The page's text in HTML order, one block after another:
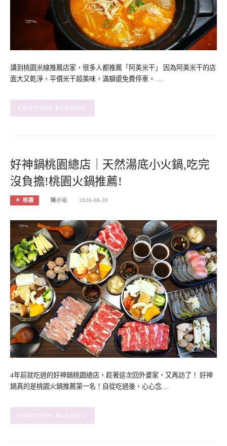
講到桃園米線推薦店家，很多人都推薦「阿美米干」 因為阿美米干的店
面大又乾淨，平價米干超美味，滿額還免費停車。 …
CONTINUE READING
好神鍋桃園總店｜天然湯底小火鍋,吃完
沒負擔!桃園火鍋推薦!
＊ 桃園 陳小沁 2020-08-20
4年前就吃過的好神鍋桃園總店，趁著這次回外婆家，又再訪了！ 好神
鍋真的是桃園火鍋推薦第一名！自從吃過後，心心念…
CONTINUE READING